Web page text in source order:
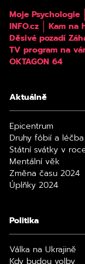
Moje Psychologie
INFO.cz
Kam na
Děsivé pozadí
TV program na
OKTAGON 64
Aktuálně
Epicentrum
Druhy fóbií a léčba
Státní svátky v
Mentální věk
Změna času 2024
Úplňky 2024
Politika
Válka na Ukrajině
Kdy budou volby